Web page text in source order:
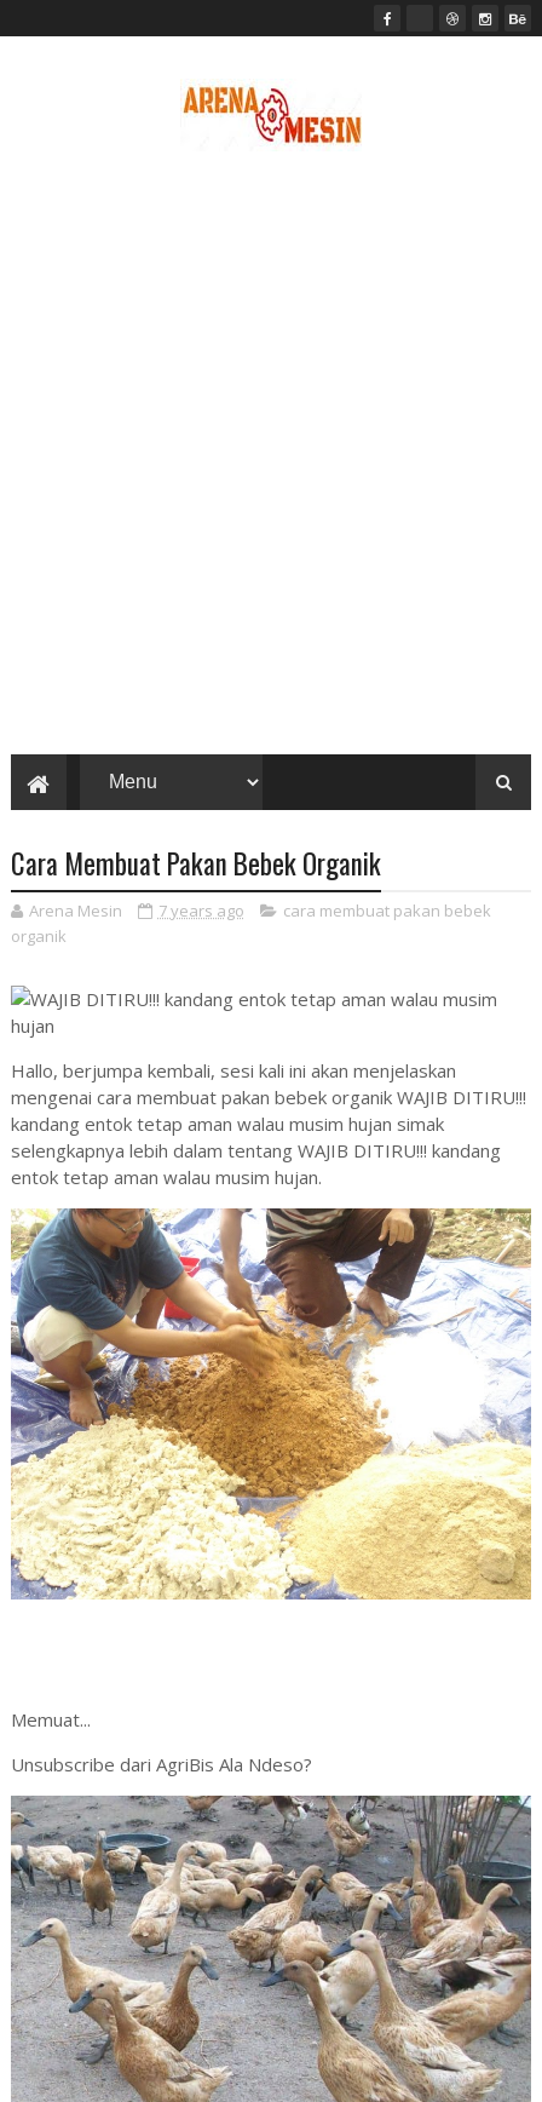
Cara Membuat Pakan Bebek Organik
Arena Mesin 7 years ago
cara membuat pakan bebek
organik
Hallo, berjumpa kembali, sesi kali ini akan menjelaskan
mengenai cara membuat pakan bebek organik WAJIB DITIRU!!!
kandang entok tetap aman walau musim hujan simak
selengkapnya lebih dalam tentang WAJIB DITIRU!!! kandang
entok tetap aman walau musim hujan.
Memuat...
Unsubscribe dari AgriBis Ala Ndeso?